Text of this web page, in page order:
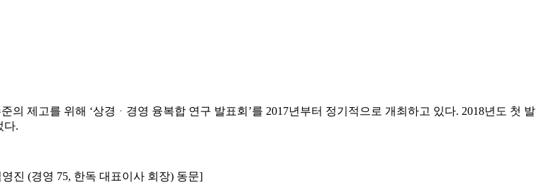
제고를 위해 ‘상경ᆞ경영 융복합 연구 발표회’를 2017년부터 정기적으로 개최하고 있다. 2018년도 첫 발
다.
진 (경영 75, 한독 대표이사 회장) 동문]